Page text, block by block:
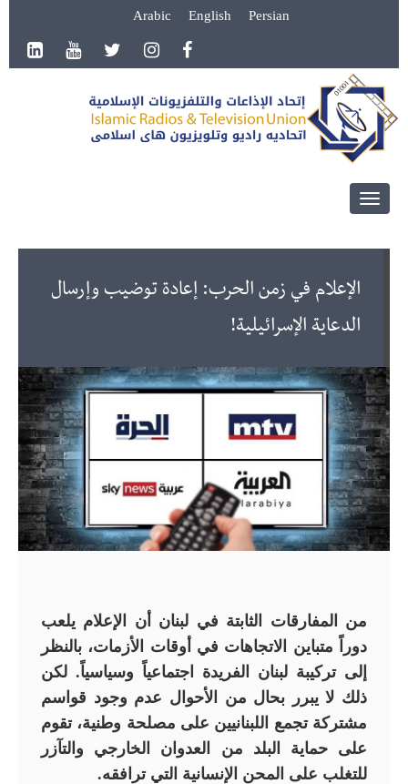
Arabic English Persian
Toggle
الإعلام في زمن الحرب: إعادة توضيب وإرسال
الدعاية الإسرائيلية!
من المفارقات الثابتة في لبنان أن الإعلام يلعب
دوراً متباين الاتجاهات في أوقات الأزمات، بالنظر
إلى تركيبة لبنان الفريدة اجتماعياً وسياسياً. لكن
ذلك لا يبرر بحال من الأحوال عدم وجود قواسم
مشتركة تجمع اللبنانيين على مصلحة وطنية، تقوم
على حماية البلد من العدوان الخارجي والتآزر
للتغلب على المحن الإنسانية التي ترافقه.